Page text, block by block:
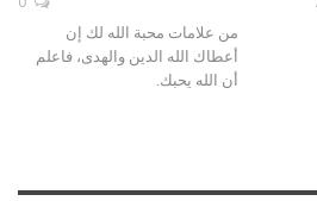
من علامات محبة الله لك إن
أعطاك الله الدين والهدى، فاعلم
أن الله يحبك.